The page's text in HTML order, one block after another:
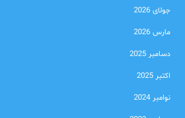
جولای 2026
مارس 2026
دسامبر 2025
اکتبر 2025
نوامبر 2024